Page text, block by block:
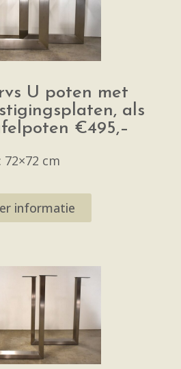
U poten met
als
€495,–
72×72 cm
informatie